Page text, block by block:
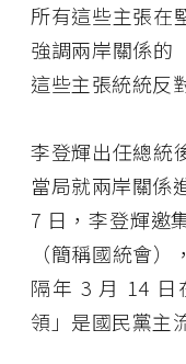
所有這些主張在
強調兩岸關係的
這些主張統統反
李登輝出任總統
當局就兩岸關係
7 日，李登輝邀
（簡稱國統會
隔年 3 月 14 日
領」是國民黨主